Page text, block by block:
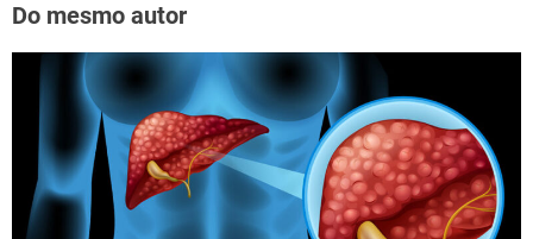
Do mesmo autor